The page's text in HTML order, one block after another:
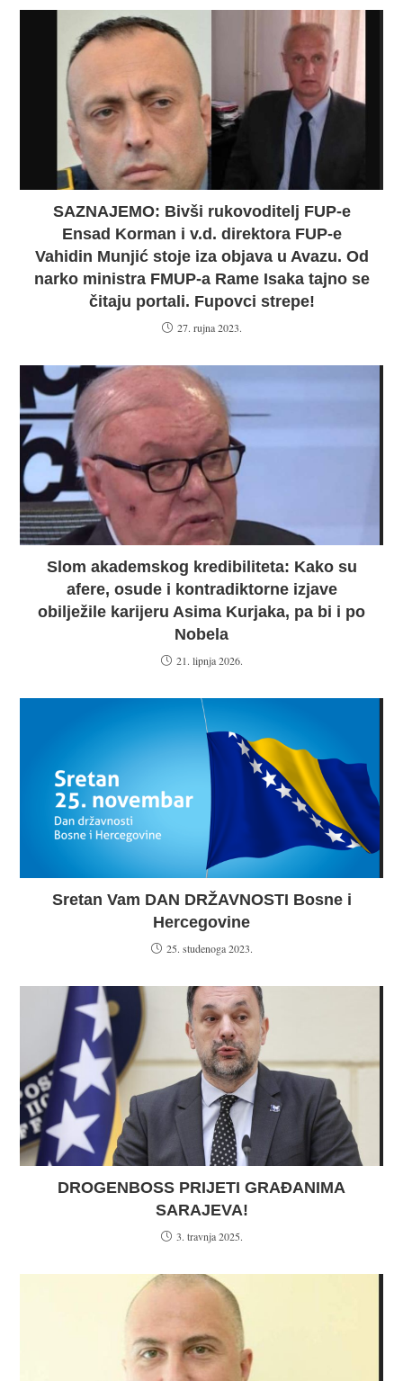
SAZNAJEMO: Bivši rukovoditelj FUP-e
Ensad Korman i v.d. direktora FUP-e
Vahidin Munjić stoje iza objava u Avazu. Od
narko ministra FMUP-a Rame Isaka tajno se
čitaju portali. Fupovci strepe!
27. rujna 2023.
Slom akademskog kredibiliteta: Kako su
afere, osude i kontradiktorne izjave
obilježile karijeru Asima Kurjaka, pa bi i po
Nobela
21. lipnja 2026.
Sretan Vam DAN DRŽAVNOSTI Bosne i
Hercegovine
25. studenoga 2023.
DROGENBOSS PRIJETI GRAĐANIMA
SARAJEVA!
3. travnja 2025.